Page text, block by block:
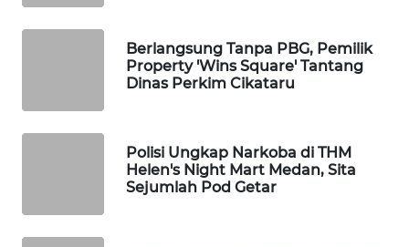
Berlangsung Tanpa PBG, Pemilik
Property 'Wins Square' Tantang
Dinas Perkim Cikataru
Polisi Ungkap Narkoba di THM
Helen's Night Mart Medan, Sita
Sejumlah Pod Getar
NEWS